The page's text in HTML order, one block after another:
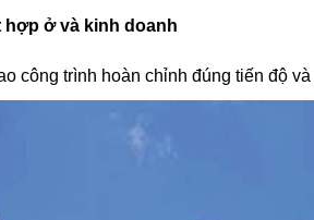
hợp ở và kinh doanh
công trình hoàn chỉnh đúng tiến độ